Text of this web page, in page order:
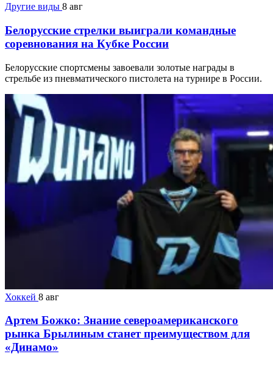
Другие виды 8 авг
Белорусские стрелки выиграли командные
соревнования на Кубке России
Белорусские спортсмены завоевали золотые награды в
стрельбе из пневматического пистолета на турнире в России.
Хоккей 8 авг
Артем Божко: Знание североамериканского
рынка Брылиным станет преимуществом для
«Динамо»